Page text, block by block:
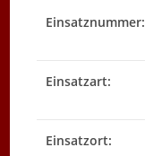
Einsatznummer:
Einsatzart:
Einsatzort: